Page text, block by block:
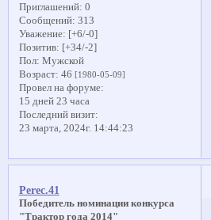
Приглашений: 0
Сообщений: 313
Уважение: [+6/-0]
Позитив: [+34/-2]
Пол: Мужской
Возраст: 46 [1980-05-09]
Провел на форуме:
15 дней 23 часа
Последний визит:
23 марта, 2024г. 14:44:23
Perec.41
Победитель номинации конкурса
"Трактор года 2014"